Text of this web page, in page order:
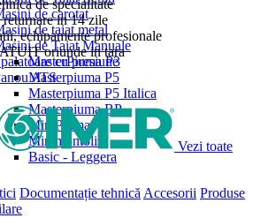
cu presiune
ATS
de carotat
de taiat metal
de Taiat Manuale
MasterPiuma P3
Masterpiuma P5
Masterpiuma P5 Italica
Masterpiuma BP
MiniPiuma
Minimontolit
Basic - Leggera
de specialitate
in 14 zile
echipamente profesionale
oriunde in tara
Vezi toate
Documentație tehnică Accesorii Produse